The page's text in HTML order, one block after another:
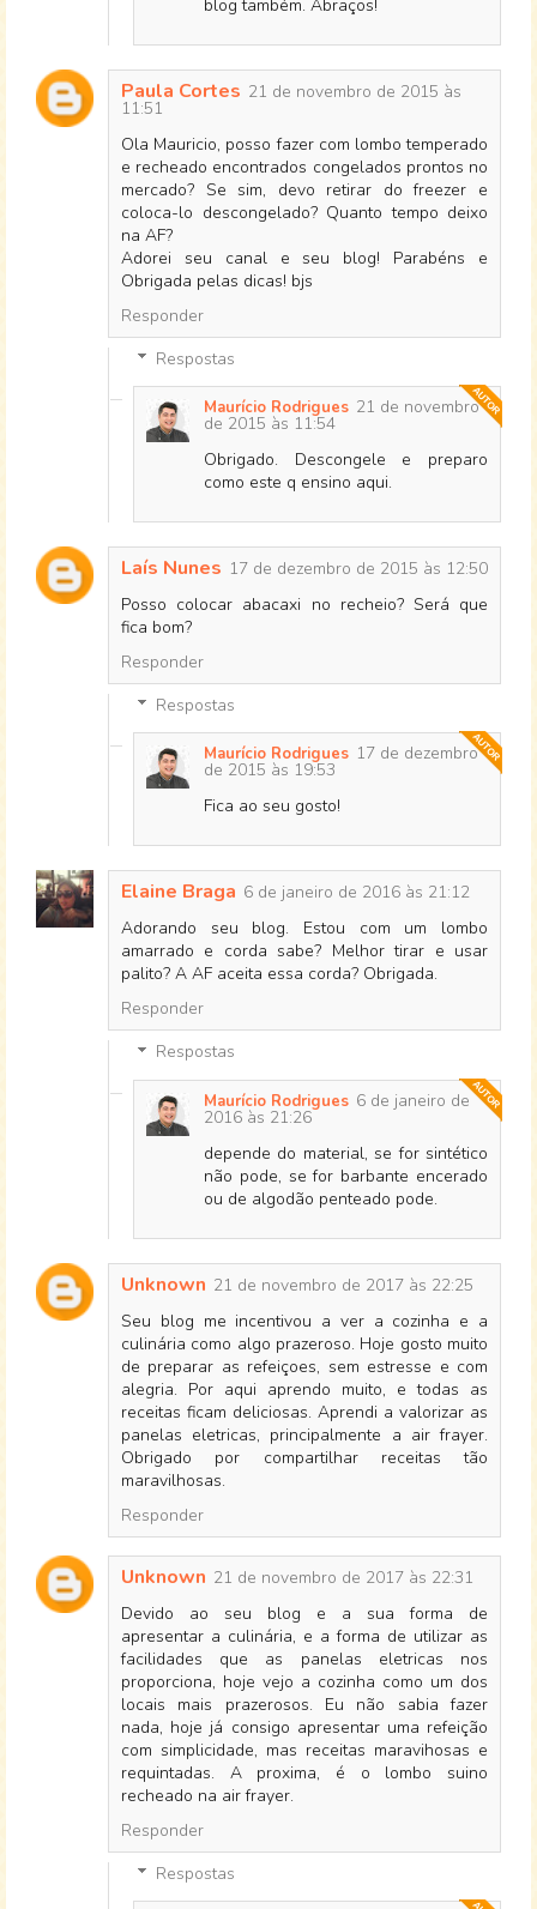
blog também. Abraços!
Paula Cortes 21 de novembro de 2015 às
11:51
Ola Mauricio, posso fazer com lombo temperado
e recheado encontrados congelados prontos no
mercado? Se sim, devo retirar do freezer e
coloca-lo descongelado? Quanto tempo deixo
na AF?
Adorei seu canal e seu blog! Parabéns e
Obrigada pelas dicas! bjs
Responder
Respostas
Maurício Rodrigues 21 de novembro
de 2015 às 11:54
Obrigado. Descongele e preparo
como este q ensino aqui.
Laís Nunes 17 de dezembro de 2015 às 12:50
Posso colocar abacaxi no recheio? Será que
fica bom?
Responder
Respostas
Maurício Rodrigues 17 de dezembro
de 2015 às 19:53
Fica ao seu gosto!
Elaine Braga 6 de janeiro de 2016 às 21:12
Adorando seu blog. Estou com um lombo
amarrado e corda sabe? Melhor tirar e usar
palito? A AF aceita essa corda? Obrigada.
Responder
Respostas
Maurício Rodrigues 6 de janeiro de
2016 às 21:26
depende do material, se for sintético
não pode, se for barbante encerado
ou de algodão penteado pode.
Unknown 21 de novembro de 2017 às 22:25
Seu blog me incentivou a ver a cozinha e a
culinária como algo prazeroso. Hoje gosto muito
de preparar as refeiçoes, sem estresse e com
alegria. Por aqui aprendo muito, e todas as
receitas ficam deliciosas. Aprendi a valorizar as
panelas eletricas, principalmente a air frayer.
Obrigado por compartilhar receitas tão
maravilhosas.
Responder
Unknown 21 de novembro de 2017 às 22:31
Devido ao seu blog e a sua forma de
apresentar a culinária, e a forma de utilizar as
facilidades que as panelas eletricas nos
proporciona, hoje vejo a cozinha como um dos
locais mais prazerosos. Eu não sabia fazer
nada, hoje já consigo apresentar uma refeição
com simplicidade, mas receitas maravihosas e
requintadas. A proxima, é o lombo suino
recheado na air frayer.
Responder
Respostas